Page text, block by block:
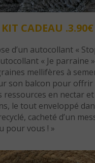
CADEAU
d’un autocollant «
« Je parraine
mellifères à
son balcon pour offrir
ressources en nectar et
le tout enveloppé
cacheté d’un
pour vous ! »